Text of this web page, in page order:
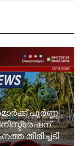
പൂർണ്ണ
തിരിച്ചടി